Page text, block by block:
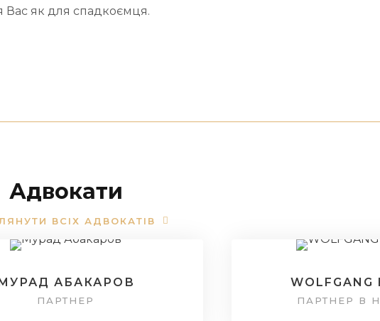
Вас як для спадкоємця.
Адвокати
ВСІХ АДВОКАТІВ
АБАКАРОВ
ПАРТНЕР
WOLFGANG
ПАРТНЕР В